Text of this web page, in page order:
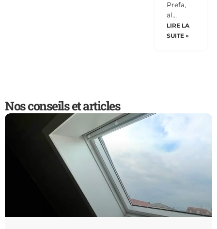
Prefa,
al…
LIRE LA
SUITE »
Nos conseils et articles